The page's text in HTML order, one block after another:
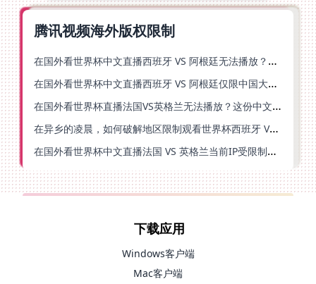
腾讯视频海外版权限制
在国外看世界杯中文直播西班牙 VS 阿根廷无法播放？你的解药在这里
在国外看世界杯中文直播西班牙 VS 阿根廷仅限中国大陆？别急，终极解决方案在这里
在国外看世界杯直播法国VS英格兰无法播放？这份中文解说观赛指南帮你解决
在异乡的凌晨，如何破解地区限制观看世界杯西班牙 VS 阿根廷？
在国外看世界杯中文直播法国 VS 英格兰当前IP受限制？这篇指南帮你解决所有问题
下载应用
Windows客户端
Mac客户端